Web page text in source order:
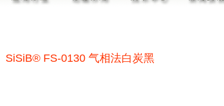
SiSiB® FS-0130 气相法白炭黑